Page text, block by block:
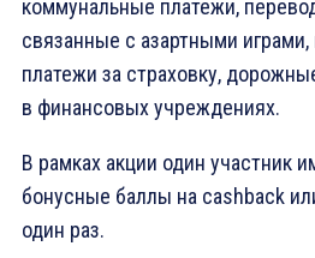
коммунальные платежи,
связанные с азартными
платежи за страховку,
в финансовых учреждениях.
В рамках акции один участник
бонусные баллы на cashback
один раз.